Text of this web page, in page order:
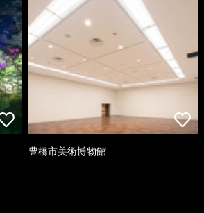
豊橋市美術博物館